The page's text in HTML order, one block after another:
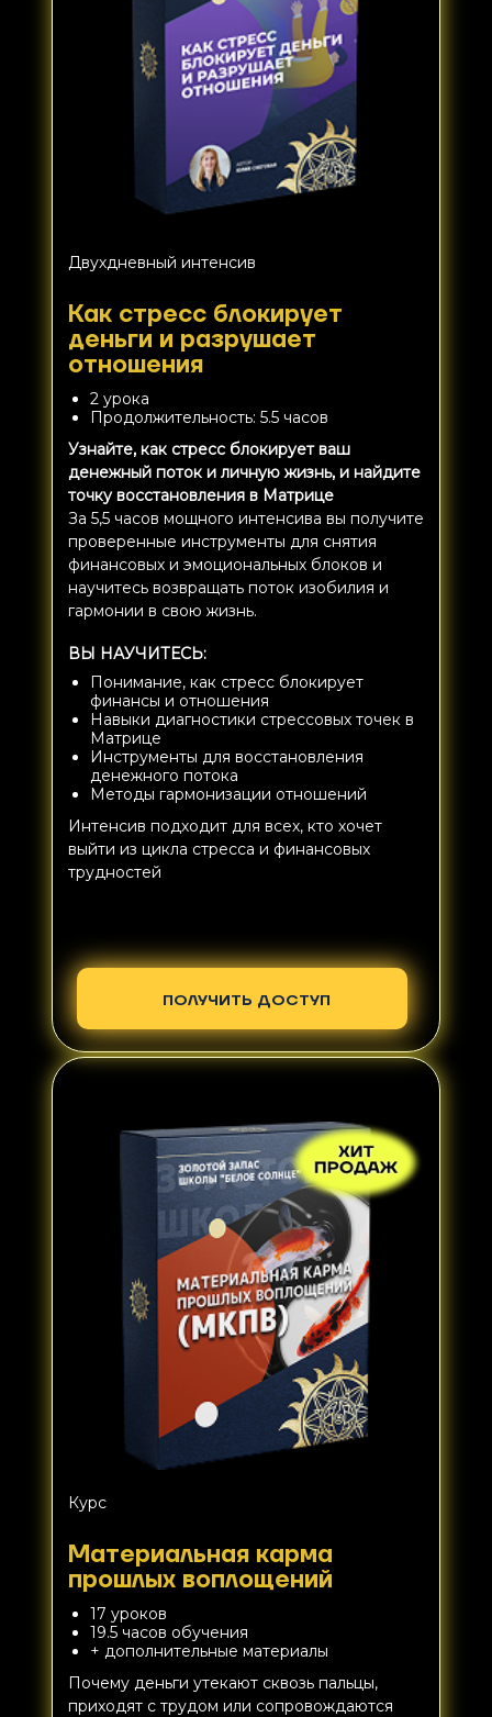
Двухдневный интенсив
Как стресс блокирует
деньги и разрушает
отношения
2 урока
Продолжительность: 5.5 часов
Узнайте, как стресс блокирует ваш
денежный поток и личную жизнь, и найдите
точку восстановления в Матрице
За 5,5 часов мощного интенсива вы получите
проверенные инструменты для снятия
финансовых и эмоциональных блоков и
научитесь возвращать поток изобилия и
гармонии в свою жизнь.
ВЫ НАУЧИТЕСЬ:
Понимание, как стресс блокирует
финансы и отношения
Навыки диагностики стрессовых точек в
Матрице
Инструменты для восстановления
денежного потока
Методы гармонизации отношений
Интенсив подходит для всех, кто хочет
выйти из цикла стресса и финансовых
трудностей
ПОЛУЧИТЬ ДОСТУП
Курс
Материальная карма
прошлых воплощений
17 уроков
19.5 часов обучения
+ дополнительные материалы
Почему деньги утекают сквозь пальцы,
приходят с трудом или сопровождаются